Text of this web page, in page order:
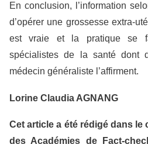
En conclusion, l’information
d’opérer une grossesse extra-
est vraie et la pratique se
spécialistes de la santé dont
médecin généraliste l’affirment.
Lorine Claudia AGNANG
Cet article a été rédigé dans le
des Académies de Fact-